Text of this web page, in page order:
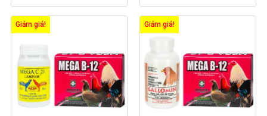
GIAN 2 TUẦN
Giảm giá! Giảm giá!